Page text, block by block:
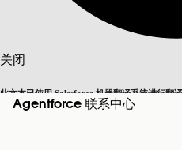
关闭
此文本已使用 Salesforce 机器翻译系统进行翻
切换为英语 而非现在
Agentforce 联系中心